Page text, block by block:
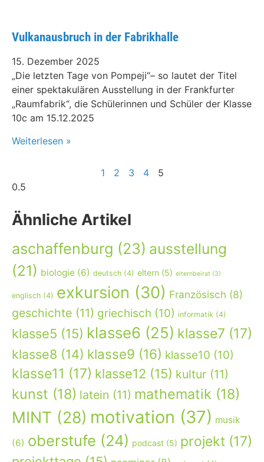
Vulkanausbruch in der Fabrikhalle
15. Dezember 2025
„Die letzten Tage von Pompeji“– so lautet der Titel
einer spektakulären Ausstellung in der Frankfurter
„Raumfabrik“, die Schülerinnen und Schüler der Klasse
10c am 15.12.2025
Weiterlesen »
1 2 3 4 5
Ähnliche Artikel
aschaffenburg (23) ausstellung
(21) biologie (6) deutsch (4) eltern (5) elternbeirat (3)
englisch (4) exkursion (30) Französisch (8)
geschichte (11) griechisch (10) informatik (4)
klasse5 (15) klasse6 (25) klasse7 (17)
klasse8 (14) klasse9 (16) klasse10 (10)
klasse11 (17) klasse12 (15) kultur (11)
kunst (18) latein (11) mathematik (18)
MINT (28) motivation (37) musik
(6) oberstufe (24) podcast (5) projekt (17)